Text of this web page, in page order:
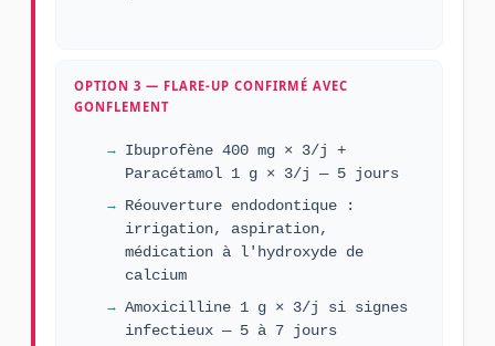
OPTION 3 — FLARE-UP CONFIRMÉ AVEC
GONFLEMENT
Ibuprofène 400 mg × 3/j +
Paracétamol 1 g × 3/j — 5 jours
Réouverture endodontique :
irrigation, aspiration,
médication à l'hydroxyde de
calcium
Amoxicilline 1 g × 3/j si signes
infectieux — 5 à 7 jours